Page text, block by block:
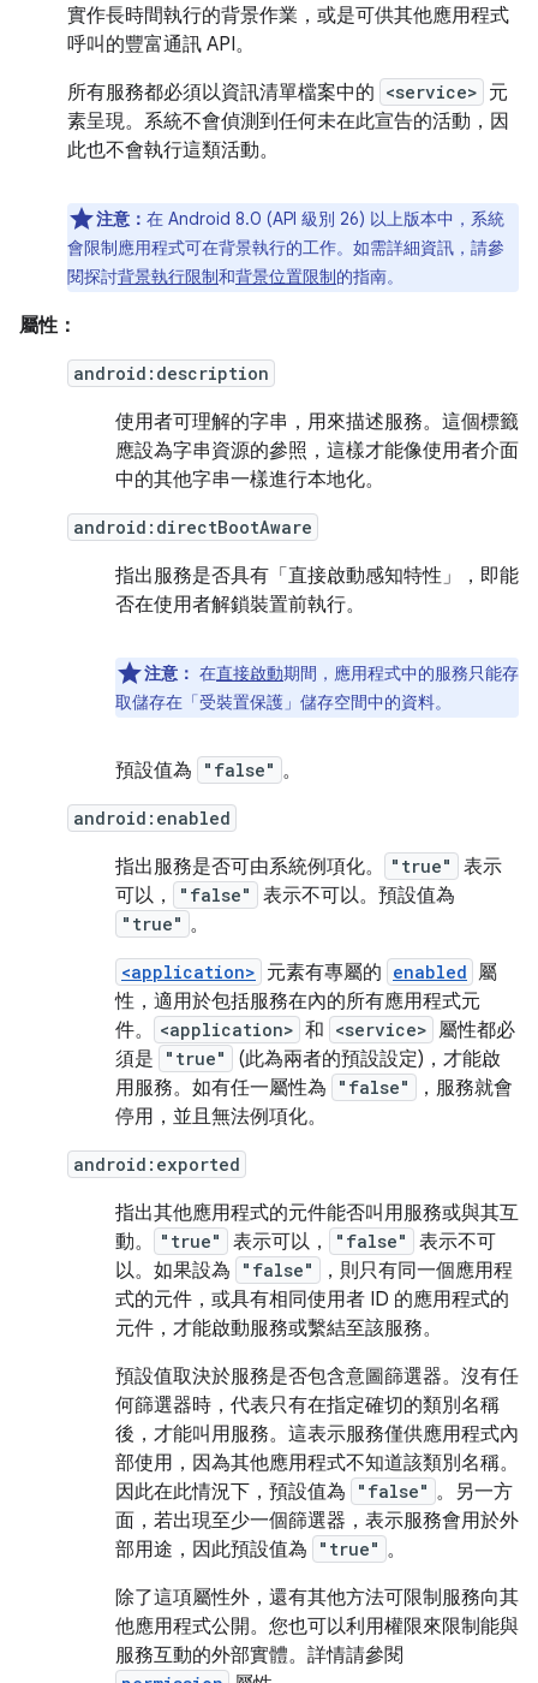
實作長時間執行的背景作業，或是可供其他應用程式
呼叫的豐富通訊 API。
所有服務都必須以資訊清單檔案中的 <service> 元
素呈現。系統不會偵測到任何未在此宣告的活動，因
此也不會執行這類活動。
注意： 在 Android 8.0 (API 級別 26) 以上版本中，系統
會限制應用程式可在背景執行的工作。如需詳細資訊，請參
閱探討背景執行限制和背景位置限制的指南。
屬性：
android:description
使用者可理解的字串，用來描述服務。這個標籤
應設為字串資源的參照，這樣才能像使用者介面
中的其他字串一樣進行本地化。
android:directBootAware
指出服務是否具有「直接啟動感知特性」
，即能
否在使用者解鎖裝置前執行。
注意： 在直接啟動期間，應用程式中的服務只能存
取儲存在「受裝置保護」 儲存空間中的資料。
預設值為 "false" 。
android:enabled
指出服務是否可由系統例項化。 "true"
表示
可以，
"false" 表示不可以。預設值為
"true" 。
<application> 元素有專屬的 enabled 屬
性，適用於包括服務在內的所有應用程式元
件。
<application> 和 <service> 屬性都必
須是
"true"
(此為兩者的預設設定)，才能啟
用服務。如有任一屬性為
"false"
，服務就會
停用，並且無法例項化。
android:exported
指出其他應用程式的元件能否叫用服務或與其互
動。
"true" 表示可以， "false"
表示不可
以。如果設為
"false"
，則只有同一個應用程
式的元件，或具有相同使用者 ID 的應用程式的
元件，才能啟動服務或繫結至該服務。
預設值取決於服務是否包含意圖篩選器。沒有任
何篩選器時，代表只有在指定確切的類別名稱
後，才能叫用服務。這表示服務僅供應用程式內
部使用，因為其他應用程式不知道該類別名稱。
因此在此情況下，預設值為
"false" 。另一方
面，若出現至少一個篩選器，表示服務會用於外
部用途，因此預設值為
"true" 。
除了這項屬性外，還有其他方法可限制服務向其
他應用程式公開。您也可以利用權限來限制能與
服務互動的外部實體。詳情請參閱